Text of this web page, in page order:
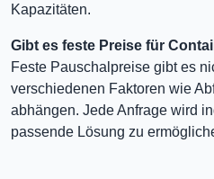
Kapazitäten.
Gibt es feste Preise für
Feste Pauschalpreise gibt es
verschiedenen Faktoren wie
abhängen. Jede Anfrage wird
passende Lösung zu